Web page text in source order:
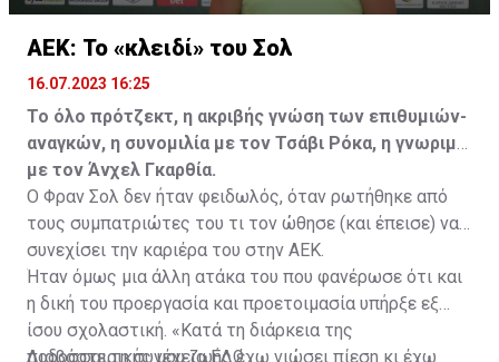
ΑΕΚ: Το «κλειδί» του Σολ
16.07.2023 16:25
Το όλο πρότζεκτ, η ακριβής γνώση των επιθυμιών-
αναγκών, η συνομιλία με τον Τσάβι Ρόκα, η γνωριμία
με τον Άνχελ Γκαρθία.
Ο Φραν Σολ δεν ήταν φειδωλός, όταν ρωτήθηκε από
τους συμπατριώτες του τι τον ώθησε (και έπεισε) να
συνεχίσει την καριέρα του στην ΑΕΚ.
Ήταν όμως μια άλλη ατάκα του που φανέρωσε ότι και
η δική του προεργασία και προετοιμασία υπήρξε εξ
ίσου σχολαστική. «Κατά τη διάρκεια της
ποδοσφαιρικής μου ζωής έχω νιώσει πίεση κι έχω
Διαβάστε τη συνέχειαΕΔΩ